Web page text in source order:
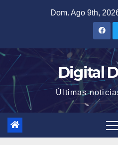
Dom. Ago 9th,
Digital
Últimas